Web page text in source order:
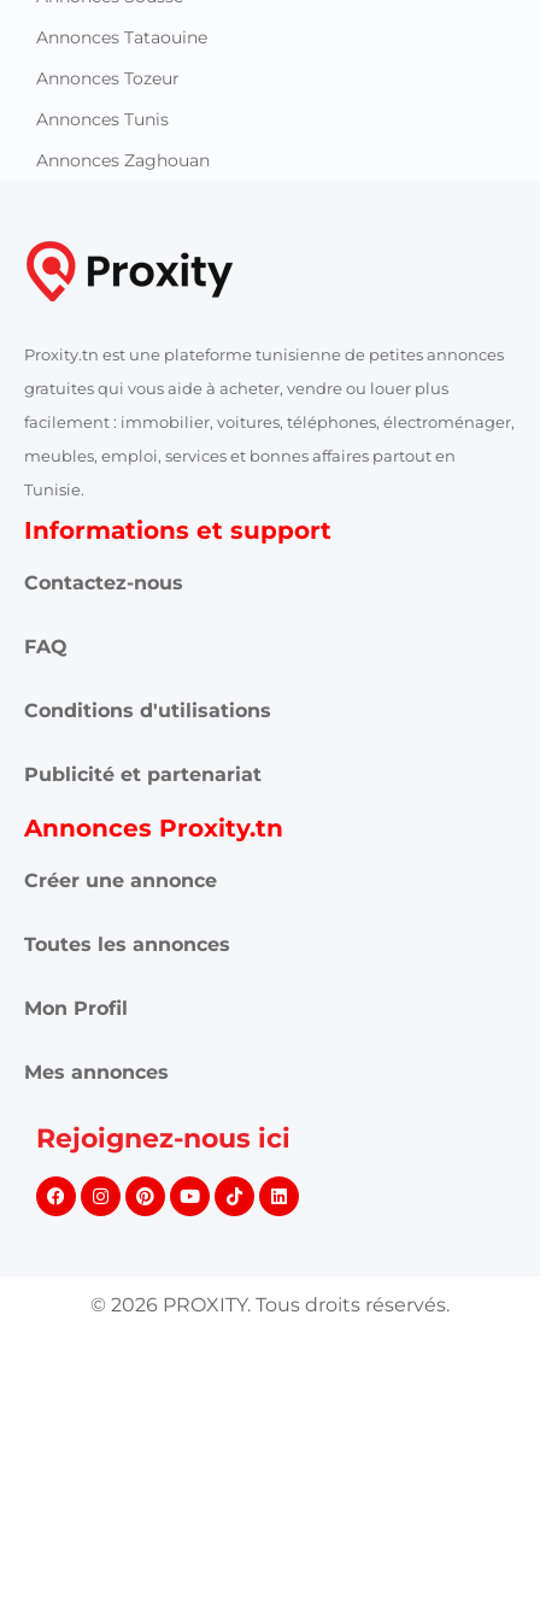
Annonces Tataouine
Annonces Tozeur
Annonces Tunis
Annonces Zaghouan
Proxity.tn est une plateforme tunisienne de petites annonces
gratuites qui vous aide à acheter, vendre ou louer plus
facilement : immobilier, voitures, téléphones, électroménager,
meubles, emploi, services et bonnes affaires partout en
Tunisie.
Informations et support
Contactez-nous
FAQ
Conditions d'utilisations
Publicité et partenariat
Annonces Proxity.tn
Créer une annonce
Toutes les annonces
Mon Profil
Mes annonces
Rejoignez-nous ici
© 2026 PROXITY. Tous droits réservés.